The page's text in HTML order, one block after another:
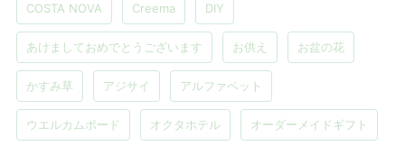
COSTA NOVA Creema DIY
あけましておめでとうございます お供え お盆の花
かすみ草 アジサイ アルファベット
ウエルカムボード オクタホテル オーダーメイドギフト